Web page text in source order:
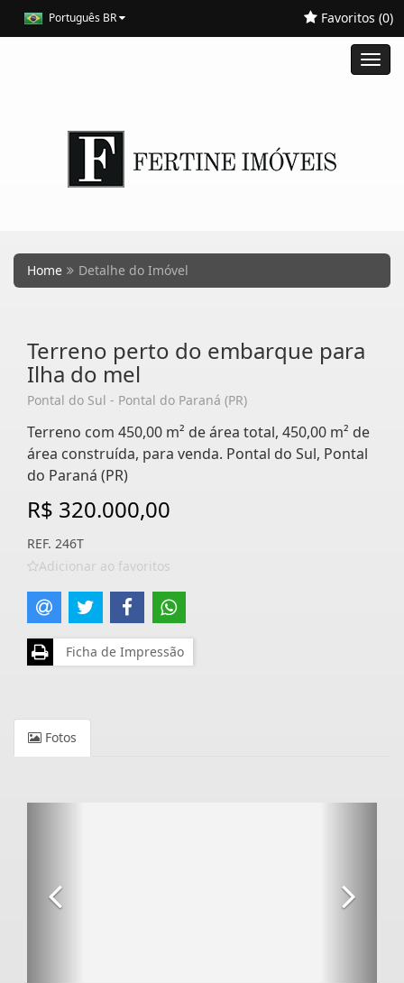
Português BR Favoritos (0)
Home Detalhe do Imóvel
Terreno perto do embarque para
Ilha do mel
Pontal do Sul - Pontal do Paraná (PR)
Terreno com 450,00 m² de área total, 450,00 m² de
área construída, para venda. Pontal do Sul, Pontal
do Paraná (PR)
R$ 320.000,00
REF. 246T
Adicionar ao favoritos
Ficha de Impressão
Fotos